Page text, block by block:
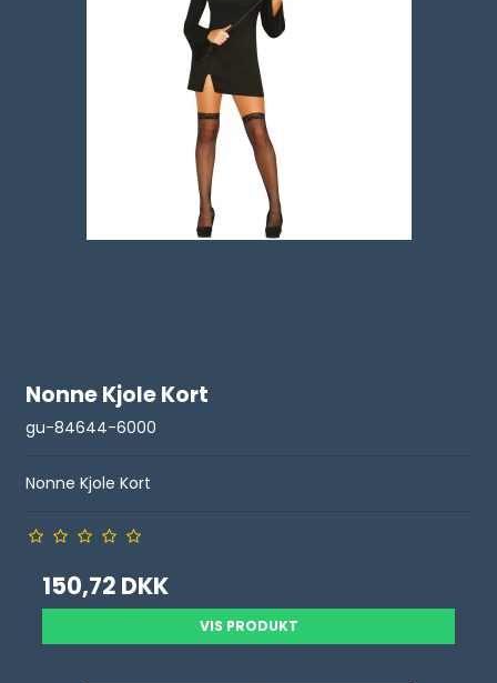
Nonne Kjole Kort
gu-84644-6000
Nonne Kjole Kort
150,72 DKK
VIS PRODUKT